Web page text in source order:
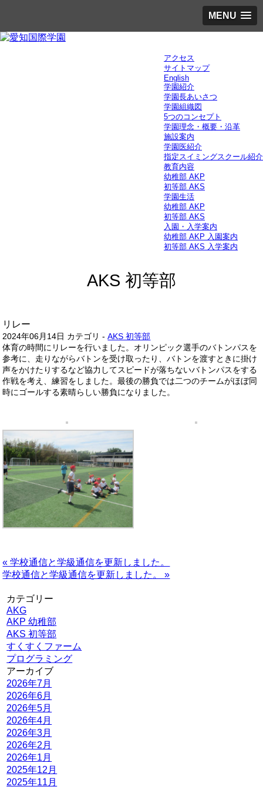
MENU
アクセス
サイトマップ
English
学園紹介
学園長あいさつ
学園組織図
5つのコンセプト
学園理念・概要・沿革
施設案内
学園医紹介
指定スイミングスクール紹介
教育内容
幼稚部 AKP
初等部 AKS
学園生活
幼稚部 AKP
初等部 AKS
入園・入学案内
幼稚部 AKP 入園案内
初等部 AKS 入学案内
AKS 初等部
リレー
2024年06月14日 カテゴリ -AKS 初等部
体育の時間にリレーを行いました。オリンピック選手のバトンパスを
参考に、走りながらバトンを受け取ったり、バトンを渡すときに掛け
声をかけたりするなど協力してスピードが落ちないバトンパスをする
作戦を考え、練習をしました。最後の勝負では二つのチームがほぼ同
時にゴールする素晴らしい勝負になりました。
« 学校通信と学級通信を更新しました。
学校通信と学級通信を更新しました。 »
カテゴリー
AKG
AKP 幼稚部
AKS 初等部
すくすくファーム
プログラミング
アーカイブ
2026年7月
2026年6月
2026年5月
2026年4月
2026年3月
2026年2月
2026年1月
2025年12月
2025年11月